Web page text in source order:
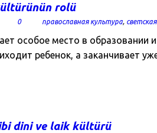
rolü
0 православная культура,
особое место в образовании
ребенок, а заканчивает
dini ve laik kültürü